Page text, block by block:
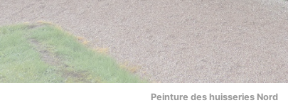
Peinture des huisseries Nord